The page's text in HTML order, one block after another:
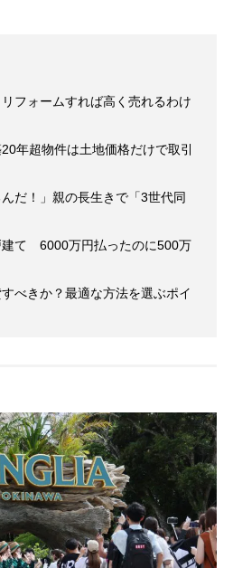
フォームすれば高く売れるわけ
年超物件は土地価格だけで取引
んだ！」親の長生きで「3世代同
建て 6000万円払ったのに500万
べきか？最適な方法を選ぶポイ